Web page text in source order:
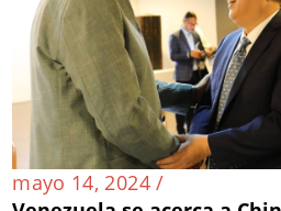
mayo 14, 2024 /